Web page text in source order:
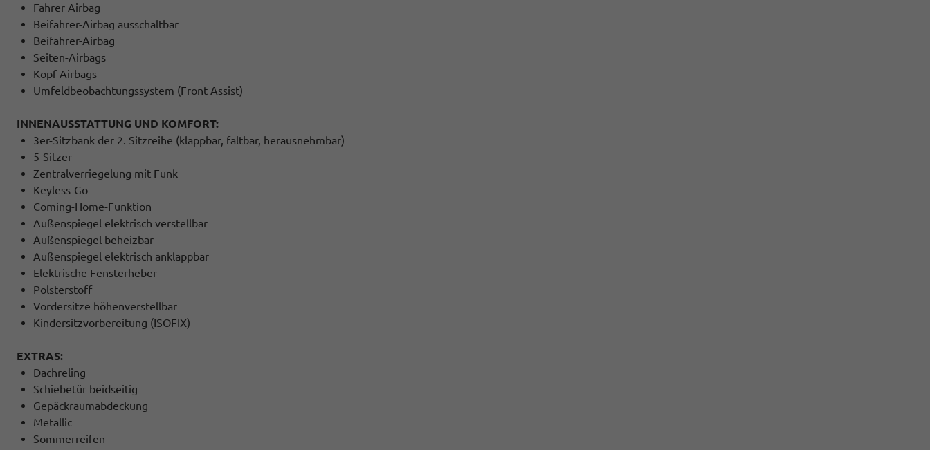
Fahrer Airbag
Beifahrer-Airbag ausschaltbar
Beifahrer-Airbag
Seiten-Airbags
Kopf-Airbags
Umfeldbeobachtungssystem (Front Assist)
INNENAUSSTATTUNG UND KOMFORT:
3er-Sitzbank der 2. Sitzreihe (klappbar, faltbar, herausnehmbar)
5-Sitzer
Zentralverriegelung mit Funk
Keyless-Go
Coming-Home-Funktion
Außenspiegel elektrisch verstellbar
Außenspiegel beheizbar
Außenspiegel elektrisch anklappbar
Elektrische Fensterheber
Polsterstoff
Vordersitze höhenverstellbar
Kindersitzvorbereitung (ISOFIX)
EXTRAS:
Dachreling
Schiebetür beidseitig
Gepäckraumabdeckung
Metallic
Sommerreifen